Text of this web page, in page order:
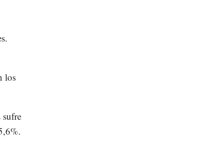
los
sufre